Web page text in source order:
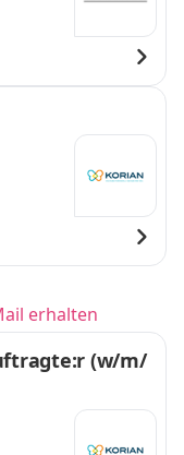
erhalten
(w/m/